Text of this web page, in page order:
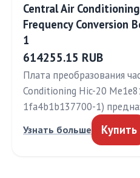
Central Air
Frequency Conversion
1
614255.15 RUB
Плата преобразования
Conditioning Hic-20
1fa4b1b137700-1)
Узнать больше Купить